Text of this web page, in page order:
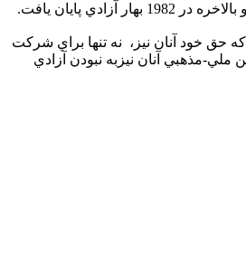
پايان يافت.
حق خود آنان نيز، نه تنها براي شرکت
ملي-مذهبي آنان نيزبه نبودن آزادي